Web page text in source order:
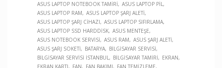
ASUS LAPTOP NOTEBOOK TAMIRI
ASUS LAPTOP PIL
ASUS LAPTOP RAM
ASUS LAPTOP ŞARJ ALETI
ASUS LAPTOP ŞARJ CIHAZI
ASUS LAPTOP SIFIRLAMA
ASUS LAPTOP SSD HARDDISK ASUS MENTEŞE
ASUS NOTEBOOK SERVISI
ASUS RAM
ASUS ŞARJ ALETI
ASUS ŞARJ SOKETI
BATARYA
BILGISAYAR SERVISI
BILGISAYAR SERVISI İSTANBUL
BILGISAYAR TAMIRI
EKRAN
EKRAN KARTI
FAN FAN BAKIMI
FAN TEMIZLEME